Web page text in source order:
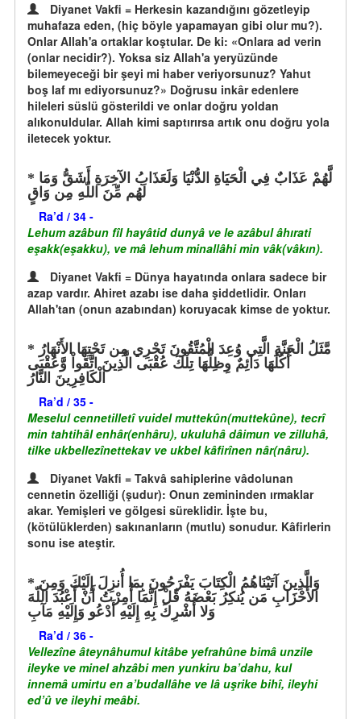
Diyanet Vakfi = Herkesin kazandığını gözetleyip
muhafaza eden, (hiç böyle yapamayan gibi olur mu?).
Onlar Allah'a ortaklar koştular. De ki: «Onlara ad verin
(onlar necidir?). Yoksa siz Allah'a yeryüzünde
bilemeyeceği bir şeyi mi haber veriyorsunuz? Yahut
boş laf mı ediyorsunuz?» Doğrusu inkâr edenlere
hileleri süslü gösterildi ve onlar doğru yoldan
alıkonuldular. Allah kimi saptırırsa artık onu doğru yola
iletecek yoktur.
لَهُم مِّنَ اللّهِ مِن وَاقٍ
Ra’d / 34 -
Lehum azâbun fîl hayâtid dunyâ ve le azâbul âhırati
eşakk(eşakku), ve mâ lehum minallâhi min vâk(vâkın).
Diyanet Vakfi = Dünya hayatında onlara sadece bir
azap vardır. Ahiret azabı ise daha şiddetlidir. Onları
Allah'tan (onun azabından) koruyacak kimse de yoktur.
أُكُلُهَا دَآئِمٌ وِظِلُّهَا تِلْكَ عُقْبَى الَّذِينَ اتَّقَواْ وَّعُقْبَى
الْكَافِرِينَ النَّارُ
Ra’d / 35 -
Meselul cennetilletî vuidel muttekûn(muttekûne), tecrî
min tahtihâl enhâr(enhâru), ukuluhâ dâimun ve zilluhâ,
tilke ukbellezînettekav ve ukbel kâfirînen nâr(nâru).
Diyanet Vakfi = Takvâ sahiplerine vâdolunan
cennetin özelliği (şudur): Onun zemininden ırmaklar
akar. Yemişleri ve gölgesi süreklidir. İşte bu,
(kötülüklerden) sakınanların (mutlu) sonudur. Kâfirlerin
sonu ise ateştir.
وَالَّذِينَ آتَيْنَاهُمُ الْكِتَابَ يَفْرَحُونَ بِمَا أُنزِلَ إِلَيْكَ وَمِنَ
الأَحْزَابِ مَن يُنكِرُ بَعْضَهُ قُلْ إِنَّمَا أُمِرْتُ أَنْ أَعْبُدَ اللّهَ
وَلا أُشْرِكَ بِهِ إِلَيْهِ أَدْعُو وَإِلَيْهِ مَآبِ
Ra’d / 36 -
Vellezîne âteynâhumul kitâbe yefrahûne bimâ unzile
ileyke ve minel ahzâbi men yunkiru ba’dahu, kul
innemâ umirtu en a’budallâhe ve lâ uşrike bihî, ileyhi
ed’û ve ileyhi meâbi.